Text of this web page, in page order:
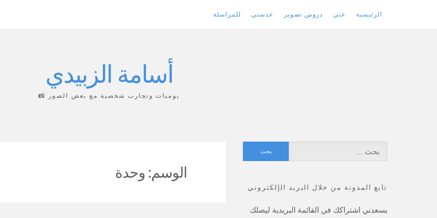
الرئيسية عني دروس تصوير عدستي للمراسلة
أسامة الزبيدي
يوميات وتجارب شخصية مع بعض الصور 📸
الوسم: وحدة
البحث
عن:
تابع المدونة من خلال البريد الإلكتروني
يسعدني اشتراكك في القائمة البريدية ليصلك